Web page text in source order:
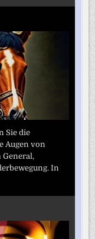
Sie die
Augen von
General,
In